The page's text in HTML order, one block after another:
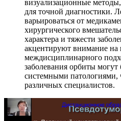
визуализационные
для точной диагностики.
варьироваться от
хирургического
характера и тяжести
акцентируют внимание на
междисциплинарного
заболевания орбиты могут
системными патологиями,
различных специалистов.